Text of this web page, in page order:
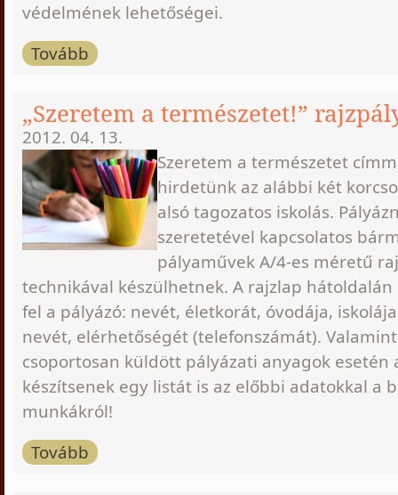
védelmének lehetőségei.
Tovább
„Szeretem a természetet!”
2012. 04. 13.
Szeretem a természetet
hirdetünk az alábbi két
alsó tagozatos iskolás.
szeretetével kapcsolatos
pályaművek A/4-es méretű
technikával készülhetnek. A rajzlap
fel a pályázó: nevét, életkorát, óvodája,
nevét, elérhetőségét (telefonszámát).
csoportosan küldött pályázati anyagok esetén
készítsenek egy listát is az előbbi adatokkal a
munkákról!
Tovább